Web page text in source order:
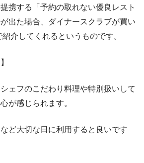
携する「予約の取れない優良レスト
出た場合、ダイナースクラブが買い
介してくれるというものです。
ェフのこだわり料理や特別扱いして
が感じられます。
ど大切な日に利用すると良いです